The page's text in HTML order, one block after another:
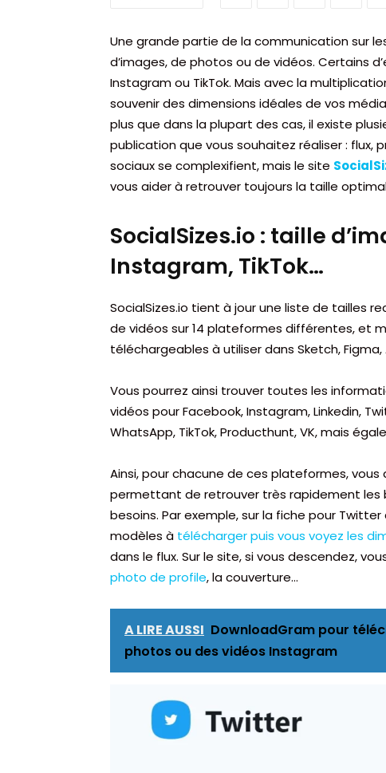
Une grande partie de la communication sur
d’images, de photos ou de vidéos. Certains
Instagram ou TikTok. Mais avec la
souvenir des dimensions idéales de vos
plus que dans la plupart des cas, il existe
publication que vous souhaitez réaliser : flux,
sociaux se complexifient, mais le site
vous aider à retrouver toujours la taille
SocialSizes.io : taille
Instagram, TikTok…
SocialSizes.io tient à jour une liste de tailles
de vidéos sur 14 plateformes différentes, et
téléchargeables à utiliser dans Sketch,
Vous pourrez ainsi trouver toutes les
vidéos pour Facebook, Instagram, Linkedin,
WhatsApp, TikTok, Producthunt, VK, mais
Ainsi, pour chacune de ces plateformes,
permettant de retrouver très rapidement les
besoins. Par exemple, sur la fiche pour
modèles à télécharger puis vous voyez les
dans le flux. Sur le site, si vous descendez,
photo de profile, la couverture…
A LIRE AUSSI DownloadGram pour
photos ou des vidéos Instagram